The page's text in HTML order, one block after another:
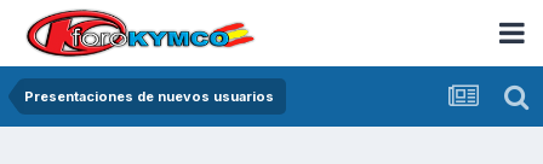
Presentaciones de nuevos usuarios